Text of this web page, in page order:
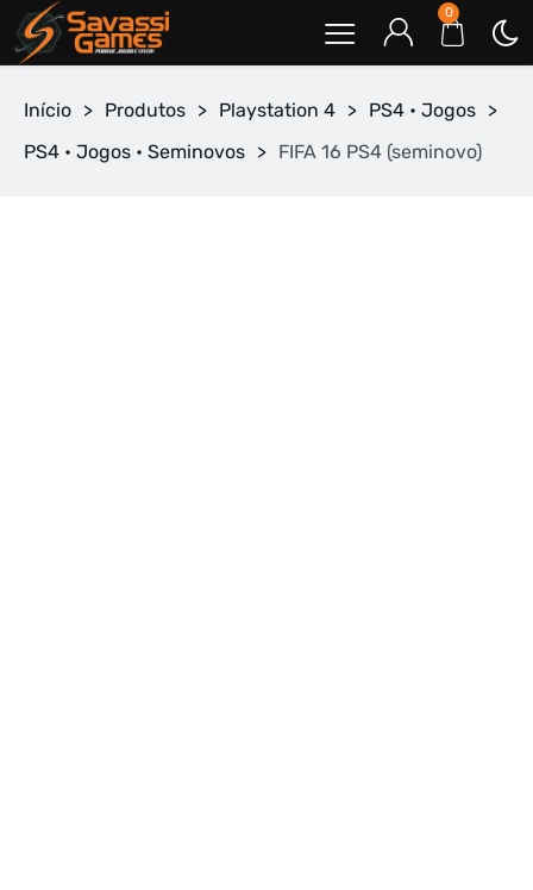
0
Início > Produtos > Playstation 4 > PS4 • Jogos >
PS4 • Jogos • Seminovos > FIFA 16 PS4 (seminovo)